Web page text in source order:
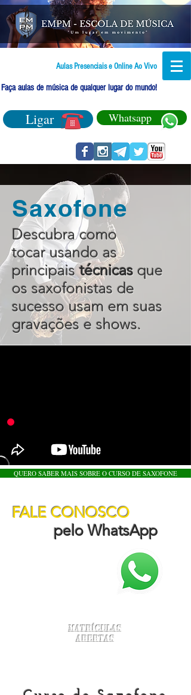
Aulas Presenciais e Online Ao Vivo
Faça aulas de música de qualquer lugar do mundo!
Ligar Whatsapp
Saxofone
Descubra como
tocar usando as
principaistécnicas que
os saxofonistas de
sucesso usam em suas
gravações e shows.
QUERO SABER MAIS SOBRE O CURSO DE SAXOFONE
FALE CONOSCO
pelo WhatsApp
Matrículas
Abertas